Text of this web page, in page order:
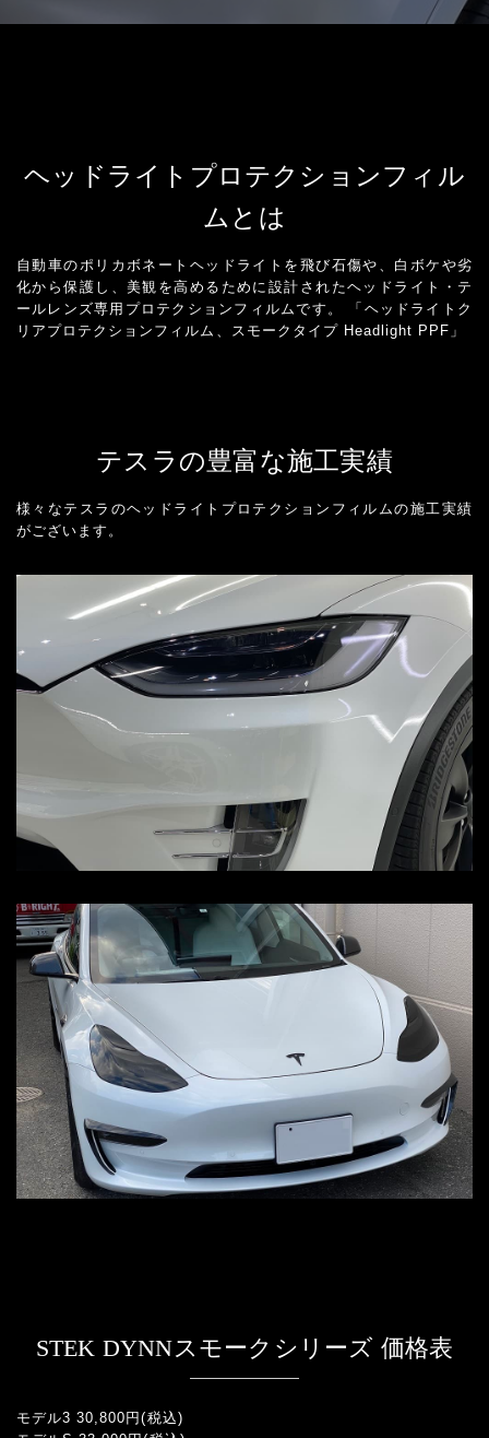
ヘッドライトプロテクションフィル
ムとは
自動車のポリカボネートヘッドライトを飛び石傷や、白ボケや劣
化から保護し、美観を高めるために設計されたヘッドライト・テ
ールレンズ専用プロテクションフィルムです。 「ヘッドライトク
リアプロテクションフィルム、スモークタイプ Headlight PPF」
テスラの豊富な施工実績
様々なテスラのヘッドライトプロテクションフィルムの施工実績
がございます。
STEK DYNNスモークシリーズ 価格表
モデル3 30,800円(税込)